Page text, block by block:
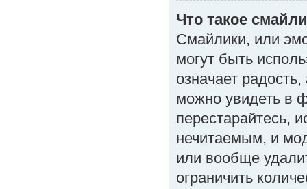
Что такое
Смайлики, или
могут быть
означает
можно увидеть в
перестарайтесь,
нечитаемым, и
или вообще
ограничить